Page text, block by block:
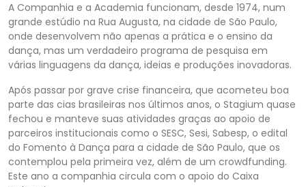
A Companhia e a Academia funcionam, desde 1974, num
grande estúdio na Rua Augusta, na cidade de São Paulo,
onde desenvolvem não apenas a prática e o ensino da
dança, mas um verdadeiro programa de pesquisa em
várias linguagens da dança, ideias e produções inovadoras.
Após passar por grave crise financeira, que acometeu boa
parte das cias brasileiras nos últimos anos, o Stagium quase
fechou e manteve suas atividades graças ao apoio de
parceiros institucionais como o SESC, Sesi, Sabesp, o edital
do Fomento à Dança para a cidade de São Paulo, que os
contemplou pela primeira vez, além de um crowdfunding.
Este ano a companhia circula com o apoio do Caixa